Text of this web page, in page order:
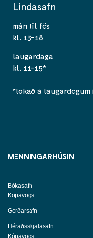
Lindasafn
mán til fös
kl. 13-18
laugardaga
kl. 11-15*
*lokað á laugardögum
MENNINGARHÚSIN
Bókasafn
Kópavogs
Gerðarsafn
Héraðsskjalasafn
Kópavogs